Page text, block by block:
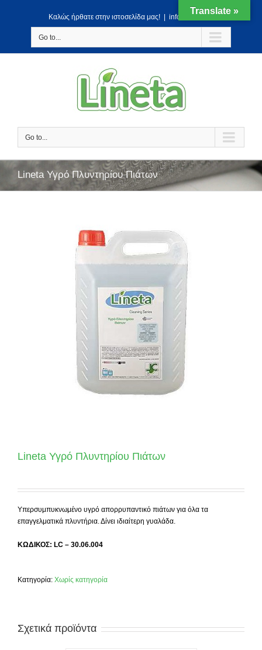
Kαλώς ήρθατε στην ιστοσελίδα μας! info@lineta.gr
Go to...
Go to...
Lineta Υγρό Πλυντηρίου Πιάτων
Lineta Υγρό Πλυντηρίου Πιάτων
Υπερσυμπυκνωμένο υγρό απορρυπαντικό πιάτων για όλα τα
επαγγελματικά πλυντήρια. Δίνει ιδιαίτερη γυαλάδα.
ΚΩΔΙΚΟΣ: LC – 30.06.004
Κατηγορία: Χωρίς κατηγορία
Σχετικά προϊόντα
Translate »